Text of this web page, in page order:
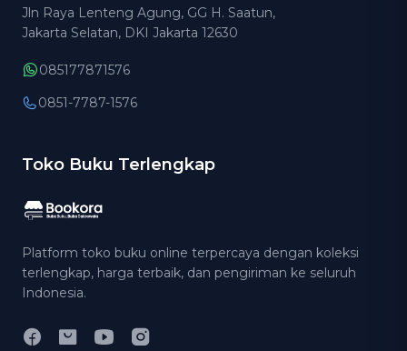
Jln Raya Lenteng Agung, GG H. Saatun,
Jakarta Selatan, DKI Jakarta 12630
085177871576
0851-7787-1576
Toko Buku Terlengkap
Platform toko buku online terpercaya dengan koleksi
terlengkap, harga terbaik, dan pengiriman ke seluruh
Indonesia.